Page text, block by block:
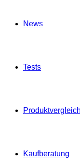
News
Tests
Kaufberatung